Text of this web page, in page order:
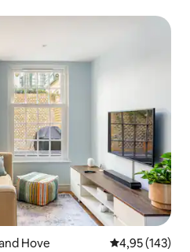
Hove Середня
4,95 (143)